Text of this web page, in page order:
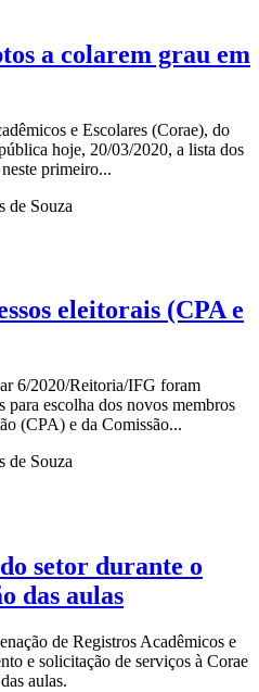
a colarem grau em
e Escolares (Corae), do
hoje, 20/03/2020, a lista dos
primeiro...
de Souza
eleitorais (CPA e
6/2020/Reitoria/IFG foram
para escolha dos novos membros
(CPA) e da Comissão...
de Souza
setor durante o
das aulas
de Registros Acadêmicos e
e solicitação de serviços à Corae
aulas.